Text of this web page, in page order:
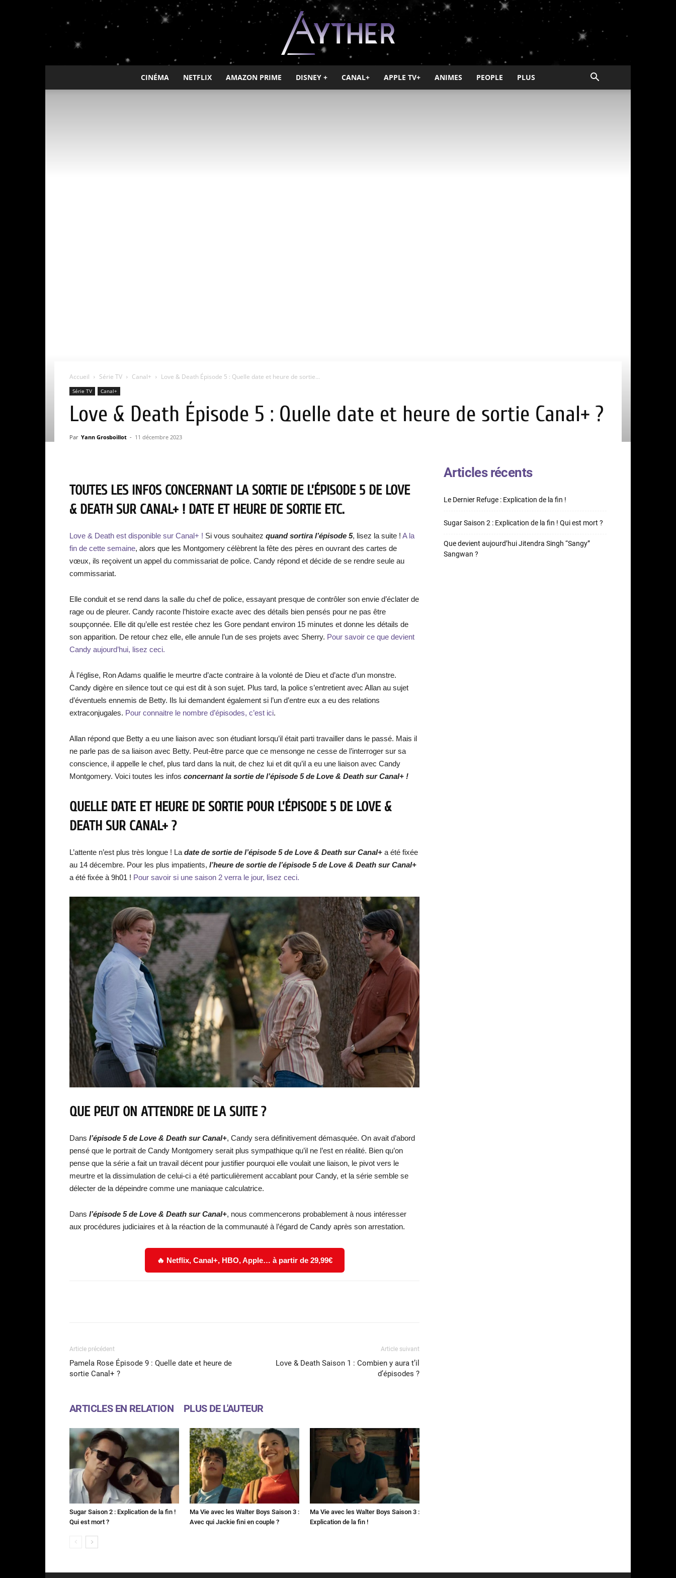
Ayther
CINÉMA NETFLIX AMAZON PRIME DISNEY + CANAL+ APPLE TV+ ANIMES PEOPLE PLUS
Accueil Série TV Canal+ Love & Death Épisode 5 : Quelle date et heure de sortie...
Série TV Canal+
Love & Death Épisode 5 : Quelle date et heure de sortie Canal+ ?
Par Yann Grosboillot - 11 décembre 2023
TOUTES LES INFOS CONCERNANT LA SORTIE DE L’ÉPISODE 5 DE LOVE
& DEATH SUR CANAL+ ! DATE ET HEURE DE SORTIE ETC.
Love & Death est disponible sur Canal+ ! Si vous souhaitez quand sortira l’épisode 5, lisez la suite ! A la
fin de cette semaine, alors que les Montgomery célèbrent la fête des pères en ouvrant des cartes de
vœux, ils reçoivent un appel du commissariat de police. Candy répond et décide de se rendre seule au
commissariat.
Elle conduit et se rend dans la salle du chef de police, essayant presque de contrôler son envie d’éclater de
rage ou de pleurer. Candy raconte l’histoire exacte avec des détails bien pensés pour ne pas être
soupçonnée. Elle dit qu’elle est restée chez les Gore pendant environ 15 minutes et donne les détails de
son apparition. De retour chez elle, elle annule l’un de ses projets avec Sherry. Pour savoir ce que devient
Candy aujourd’hui, lisez ceci.
À l’église, Ron Adams qualifie le meurtre d’acte contraire à la volonté de Dieu et d’acte d’un monstre.
Candy digère en silence tout ce qui est dit à son sujet. Plus tard, la police s’entretient avec Allan au sujet
d’éventuels ennemis de Betty. Ils lui demandent également si l’un d’entre eux a eu des relations
extraconjugales. Pour connaitre le nombre d’épisodes, c’est ici.
Allan répond que Betty a eu une liaison avec son étudiant lorsqu’il était parti travailler dans le passé. Mais il
ne parle pas de sa liaison avec Betty. Peut-être parce que ce mensonge ne cesse de l’interroger sur sa
conscience, il appelle le chef, plus tard dans la nuit, de chez lui et dit qu’il a eu une liaison avec Candy
Montgomery. Voici toutes les infos concernant la sortie de l’épisode 5 de Love & Death sur Canal+ !
QUELLE DATE ET HEURE DE SORTIE POUR L’ÉPISODE 5 DE LOVE &
DEATH SUR CANAL+ ?
L’attente n’est plus très longue ! La date de sortie de l’épisode 5 de Love & Death sur Canal+ a été fixée
au 14 décembre. Pour les plus impatients, l’heure de sortie de l’épisode 5 de Love & Death sur Canal+
a été fixée à 9h01 ! Pour savoir si une saison 2 verra le jour, lisez ceci.
QUE PEUT ON ATTENDRE DE LA SUITE ?
Dans l’épisode 5 de Love & Death sur Canal+, Candy sera définitivement démasquée. On avait d’abord
pensé que le portrait de Candy Montgomery serait plus sympathique qu’il ne l’est en réalité. Bien qu’on
pense que la série a fait un travail décent pour justifier pourquoi elle voulait une liaison, le pivot vers le
meurtre et la dissimulation de celui-ci a été particulièrement accablant pour Candy, et la série semble se
délecter de la dépeindre comme une maniaque calculatrice.
Dans l’épisode 5 de Love & Death sur Canal+, nous commencerons probablement à nous intéresser
aux procédures judiciaires et à la réaction de la communauté à l’égard de Candy après son arrestation.
🔥 Netflix, Canal+, HBO, Apple… à partir de 29,99€
Article précédent
Pamela Rose Épisode 9 : Quelle date et heure de
sortie Canal+ ?
Article suivant
Love & Death Saison 1 : Combien y aura t’il
d’épisodes ?
ARTICLES EN RELATION PLUS DE L'AUTEUR
Sugar Saison 2 : Explication de la fin !
Qui est mort ?
Ma Vie avec les Walter Boys Saison 3 :
Avec qui Jackie fini en couple ?
Ma Vie avec les Walter Boys Saison 3 :
Explication de la fin !
Articles récents
Le Dernier Refuge : Explication de la fin !
Sugar Saison 2 : Explication de la fin ! Qui est mort ?
Que devient aujourd’hui Jitendra Singh “Sangy”
Sangwan ?